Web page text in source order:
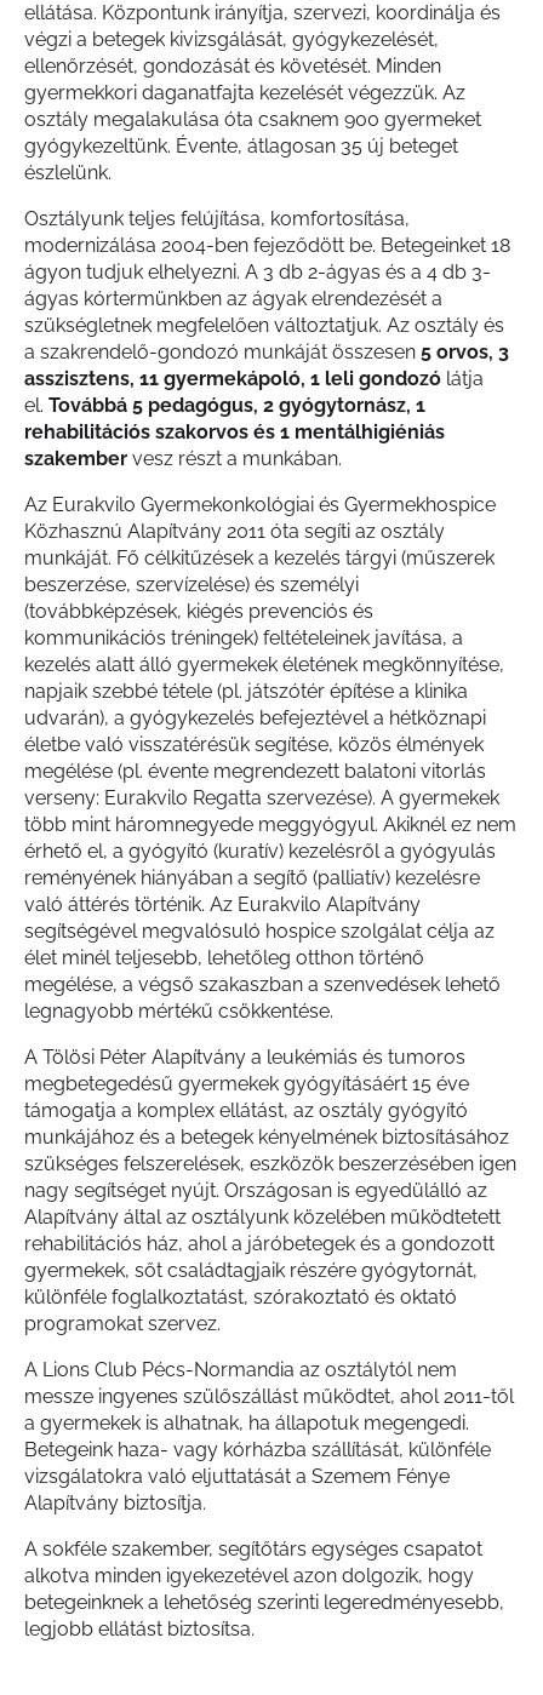
ellátása. Központunk irányítja, szervezi, koordinálja és
végzi a betegek kivizsgálását, gyógykezelését,
ellenőrzését, gondozását és követését. Minden
gyermekkori daganatfajta kezelését végezzük. Az
osztály megalakulása óta csaknem 900 gyermeket
gyógykezeltünk. Évente, átlagosan 35 új beteget
észlelünk.
Osztályunk teljes felújítása, komfortosítása,
modernizálása 2004-ben fejeződött be. Betegeinket 18
ágyon tudjuk elhelyezni. A 3 db 2-ágyas és a 4 db 3-
ágyas kórtermünkben az ágyak elrendezését a
szükségletnek megfelelően változtatjuk. Az osztály és
a szakrendelő-gondozó munkáját összesen 5 orvos, 3
asszisztens, 11 gyermekápoló, 1 leli gondozó látja
el. Továbbá 5 pedagógus, 2 gyógytornász, 1
rehabilitációs szakorvos és 1 mentálhigiéniás
szakember vesz részt a munkában.
Az Eurakvilo Gyermekonkológiai és Gyermekhospice
Közhasznú Alapítvány 2011 óta segíti az osztály
munkáját. Fő célkitűzések a kezelés tárgyi (műszerek
beszerzése, szervízelése) és személyi
(továbbképzések, kiégés prevenciós és
kommunikációs tréningek) feltételeinek javítása, a
kezelés alatt álló gyermekek életének megkönnyítése,
napjaik szebbé tétele (pl. játszótér építése a klinika
udvarán), a gyógykezelés befejeztével a hétköznapi
életbe való visszatérésük segítése, közös élmények
megélése (pl. évente megrendezett balatoni vitorlás
verseny: Eurakvilo Regatta szervezése). A gyermekek
több mint háromnegyede meggyógyul. Akiknél ez nem
érhető el, a gyógyító (kuratív) kezelésről a gyógyulás
reményének hiányában a segítő (palliatív) kezelésre
való áttérés történik. Az Eurakvilo Alapítvány
segítségével megvalósuló hospice szolgálat célja az
élet minél teljesebb, lehetőleg otthon történő
megélése, a végső szakaszban a szenvedések lehető
legnagyobb mértékű csökkentése.
A Tölösi Péter Alapítvány a leukémiás és tumoros
megbetegedésű gyermekek gyógyításáért 15 éve
támogatja a komplex ellátást, az osztály gyógyító
munkájához és a betegek kényelmének biztosításához
szükséges felszerelések, eszközök beszerzésében igen
nagy segítséget nyújt. Országosan is egyedülálló az
Alapítvány által az osztályunk közelében működtetett
rehabilitációs ház, ahol a járóbetegek és a gondozott
gyermekek, sőt családtagjaik részére gyógytornát,
különféle foglalkoztatást, szórakoztató és oktató
programokat szervez.
A Lions Club Pécs-Normandia az osztálytól nem
messze ingyenes szülőszállást működtet, ahol 2011-től
a gyermekek is alhatnak, ha állapotuk megengedi.
Betegeink haza- vagy kórházba szállítását, különféle
vizsgálatokra való eljuttatását a Szemem Fénye
Alapítvány biztosítja.
A sokféle szakember, segítőtárs egységes csapatot
alkotva minden igyekezetével azon dolgozik, hogy
betegeinknek a lehetőség szerinti legeredményesebb,
legjobb ellátást biztosítsa.